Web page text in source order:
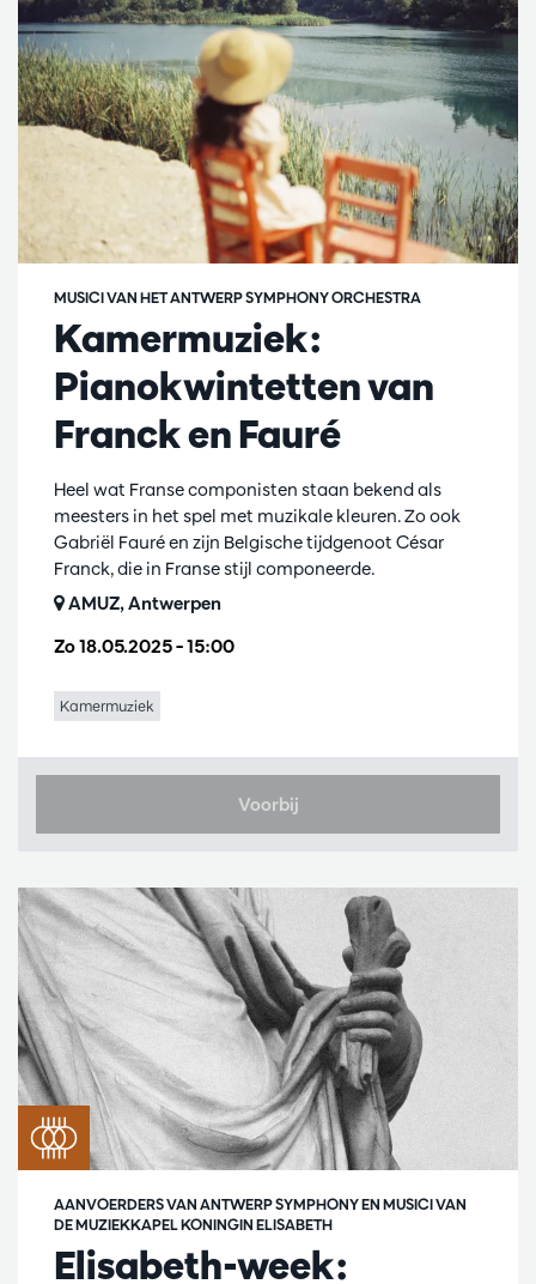
Kamermuziek:
Pianokwintetten van
Franck en Fauré
MUSICI VAN HET ANTWERP SYMPHONY ORCHESTRA
Zo 18.05.2025– 15:00
Heel wat Franse componisten staan bekend als
meesters in het spel met muzikale kleuren. Zo ook
Gabriël Fauré en zijn Belgische tijdgenoot César
Franck, die in Franse stijl componeerde.
AMUZ, Antwerpen
Kamermuziek
Voorbij
Elisabeth-week:
AANVOERDERS VAN ANTWERP SYMPHONY EN MUSICI VAN
DE MUZIEKKAPEL KONINGIN ELISABETH